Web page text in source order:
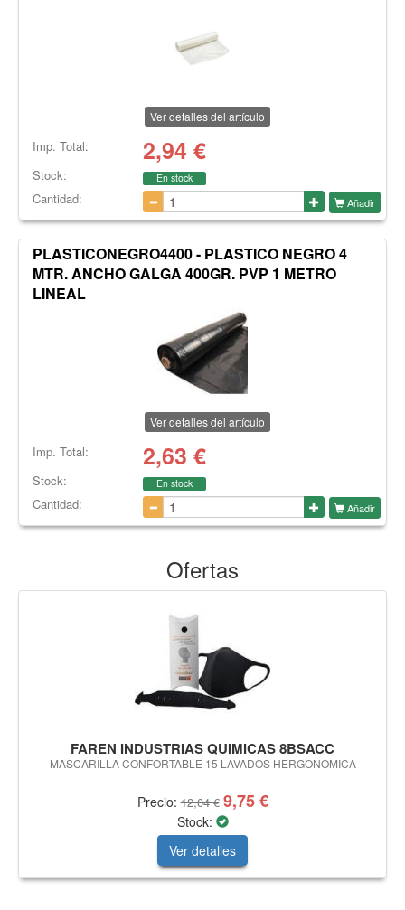
Ver detalles del artículo
Imp. Total: 2,94 €
Stock: En stock
Cantidad: Añadir
PLASTICONEGRO4400 - PLASTICO NEGRO 4
MTR. ANCHO GALGA 400GR. PVP 1 METRO
LINEAL
Ver detalles del artículo
Imp. Total: 2,63 €
Stock: En stock
Cantidad: Añadir
Ofertas
FAREN INDUSTRIAS QUIMICAS 8BSACC
MASCARILLA CONFORTABLE 15 LAVADOS HERGONOMICA
Precio:12,04 € 9,75 €
Stock:
Ver detalles